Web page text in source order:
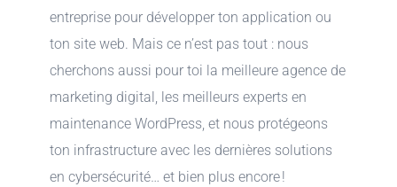
entreprise pour développer ton application ou
ton site web. Mais ce n’est pas tout : nous
cherchons aussi pour toi la meilleure agence de
marketing digital, les meilleurs experts en
maintenance WordPress, et nous protégeons
ton infrastructure avec les dernières solutions
en cybersécurité… et bien plus encore !